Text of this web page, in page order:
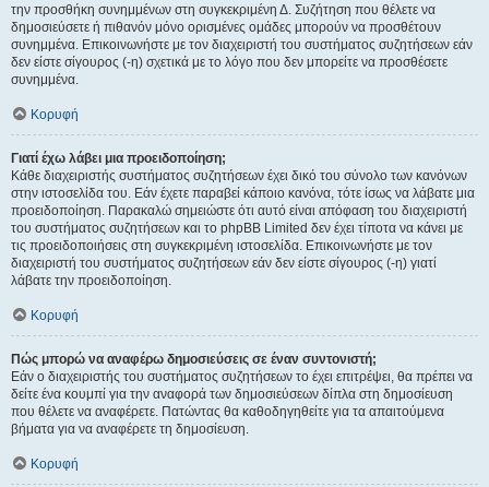
την προσθήκη συνημμένων στη συγκεκριμένη Δ. Συζήτηση που θέλετε να
δημοσιεύσετε ή πιθανόν μόνο ορισμένες ομάδες μπορούν να προσθέτουν
συνημμένα. Επικοινωνήστε με τον διαχειριστή του συστήματος συζητήσεων εάν
δεν είστε σίγουρος (-η) σχετικά με το λόγο που δεν μπορείτε να προσθέσετε
συνημμένα.
Κορυφή
Γιατί έχω λάβει μια προειδοποίηση;
Κάθε διαχειριστής συστήματος συζητήσεων έχει δικό του σύνολο των κανόνων
στην ιστοσελίδα του. Εάν έχετε παραβεί κάποιο κανόνα, τότε ίσως να λάβατε μια
προειδοποίηση. Παρακαλώ σημειώστε ότι αυτό είναι απόφαση του διαχειριστή
του συστήματος συζητήσεων και το phpBB Limited δεν έχει τίποτα να κάνει με
τις προειδοποιήσεις στη συγκεκριμένη ιστοσελίδα. Επικοινωνήστε με τον
διαχειριστή του συστήματος συζητήσεων εάν δεν είστε σίγουρος (-η) γιατί
λάβατε την προειδοποίηση.
Κορυφή
Πώς μπορώ να αναφέρω δημοσιεύσεις σε έναν συντονιστή;
Εάν ο διαχειριστής του συστήματος συζητήσεων το έχει επιτρέψει, θα πρέπει να
δείτε ένα κουμπί για την αναφορά των δημοσιεύσεων δίπλα στη δημοσίευση
που θέλετε να αναφέρετε. Πατώντας θα καθοδηγηθείτε για τα απαιτούμενα
βήματα για να αναφέρετε τη δημοσίευση.
Κορυφή